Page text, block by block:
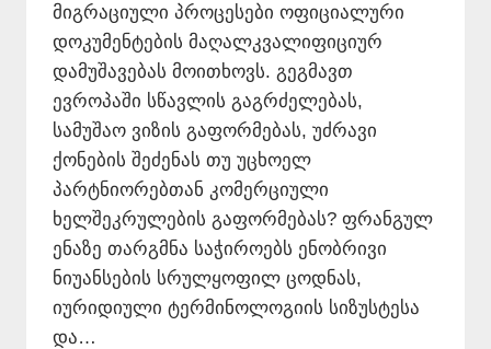
მიგრაციული პროცესები ოფიციალური
დოკუმენტების მაღალკვალიფიციურ
დამუშავებას მოითხოვს. გეგმავთ
ევროპაში სწავლის გაგრძელებას,
სამუშაო ვიზის გაფორმებას, უძრავი
ქონების შეძენას თუ უცხოელ
პარტნიორებთან კომერციული
ხელშეკრულების გაფორმებას? ფრანგულ
ენაზე თარგმნა საჭიროებს ენობრივი
ნიუანსების სრულყოფილ ცოდნას,
იურიდიული ტერმინოლოგიის სიზუსტესა
და…